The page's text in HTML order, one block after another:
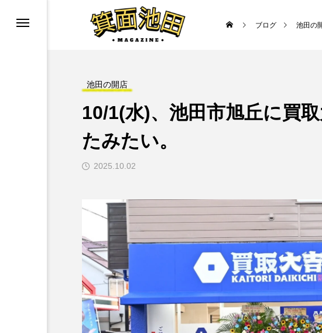
ブログ 池田の
池田の開店
10/1(水)、池田市旭丘に買
たみたい。
2025.10.02